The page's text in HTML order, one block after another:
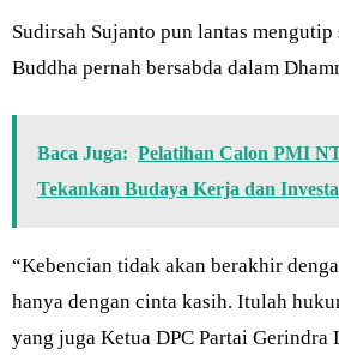
Sudirsah Sujanto pun lantas mengutip
Buddha pernah bersabda dalam
Baca Juga: Pelatihan Calon PMI
Tekankan Budaya Kerja dan
“Kebencian tidak akan berakhir
hanya dengan cinta kasih. Itulah
yang juga Ketua DPC Partai Gerindra